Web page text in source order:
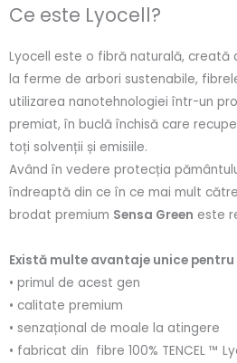
Ce este Lyocell?
Lyocell este o fibră naturală, creată
la ferme de arbori sustenabile,
utilizarea nanotehnologiei într-un
premiat, în buclă închisă care
toți solvenții și emisiile.
Având în vedere protecția
îndreaptă din ce în ce mai mult către
brodat premium Sensa Green este
Există multe avantaje unice pentru
• primul de acest gen
• calitate premium
• senzațional de moale la atingere
• fabricat din fibre 100% TENCEL ™